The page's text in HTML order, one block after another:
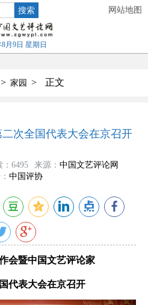
搜索 网站地图
8月9日 星期日
> 家园 > 正文
次全国代表大会在京召开
6495 来源： 中国文艺评论网
中国评协
会暨中国文艺评论家
代表大会在京召开